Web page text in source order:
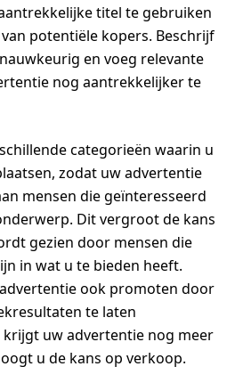
titel te gebruiken
potentiële kopers. Beschrijf
en voeg relevante
nog aantrekkelijker te
categorieën waarin u
zodat uw advertentie
mensen die geïnteresseerd
Dit vergroot de kans
gezien door mensen die
in wat u te bieden heeft.
ook promoten door
te laten
uw advertentie nog meer
u de kans op verkoop.